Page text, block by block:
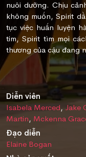
nuôi dưỡng. Chịu
không muốn, Spirit
tục việc huấn luyện
tim, Spirit tìm mọi
thương của cậu đang
Diễn viên
Isabela Merced, Jake
Martin, Mckenna
Đạo diễn
Elaine Bogan